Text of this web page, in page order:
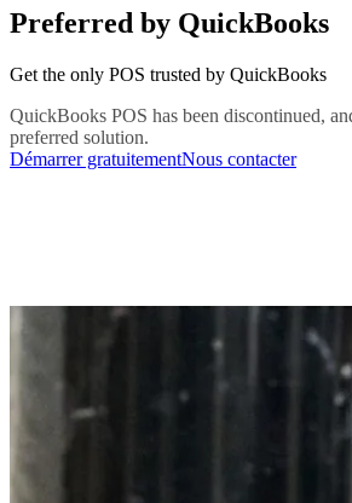
Preferred by QuickBooks
Get the only POS trusted by QuickBooks
QuickBooks POS has been discontinued,
preferred solution.
Démarrer gratuitementNous contacter